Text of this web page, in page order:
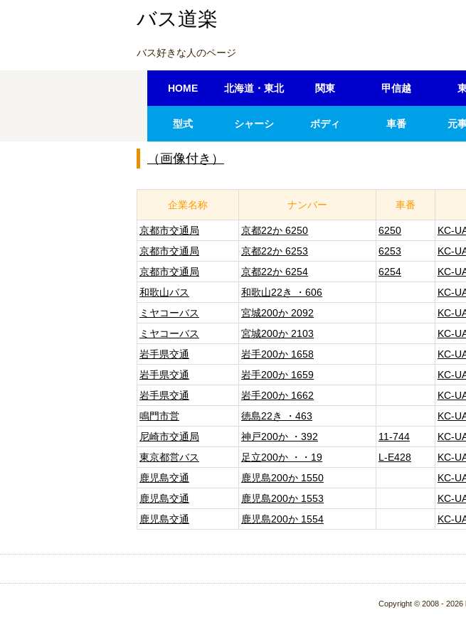
バス道楽
バス好きな人のページ
HOME 北海道・東北 関東 甲信越
型式 シャーシ ボディ 車番 元
（画像付き）
企業名称 ナンバー 車番
京都市交通局 京都22か 6250 6250 KC-
京都市交通局
京都22か 6253 6253 KC-
京都市交通局
京都22か 6254 6254 KC-
和歌山バス
和歌山22き ・606 KC-
ミヤコーバス
宮城200か 2092 KC-
ミヤコーバス
宮城200か 2103 KC-
岩手県交通
岩手200か 1658 KC-
岩手県交通
岩手200か 1659 KC-
岩手県交通
岩手200か 1662 KC-
鳴門市営
徳島22き ・463 KC-
尼崎市交通局
神戸200か ・392 11-744 KC-
東京都営バス
足立200か ・・19 L-E428 KC-
鹿児島交通
鹿児島200か 1550 KC-
鹿児島交通
鹿児島200か 1553 KC-
鹿児島交通
鹿児島200か 1554 KC-
Copyright © 2008 - 2026